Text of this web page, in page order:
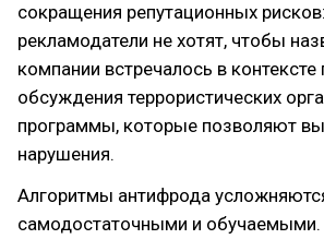
сокращения репутационных рисков:
рекламодатели не хотят, чтобы
компании встречалось в контексте
обсуждения террористических
программы, которые позволяют
нарушения.
Алгоритмы антифрода
самодостаточными и обучаемыми.